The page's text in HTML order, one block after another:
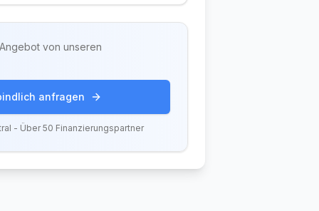
von unseren
anfragen
- Über 50 Finanzierungspartner